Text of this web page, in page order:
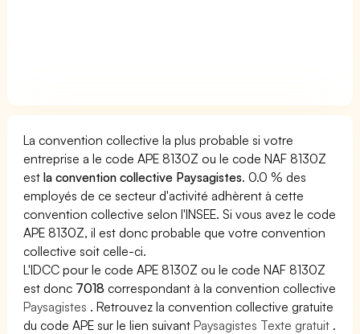
La convention collective la plus probable si votre
entreprise a le code APE 8130Z ou le code NAF 8130Z
estla convention collective Paysagistes. 0.0 % des
employés de ce secteur d'activité adhèrent à cette
convention collective selon l'INSEE. Si vous avez le code
APE 8130Z, il est donc probable que votre convention
collective soit celle-ci.
L'IDCC pour le code APE 8130Z ou le code NAF 8130Z
est donc 7018 correspondant à la convention collective
Paysagistes . Retrouvez la convention collective gratuite
du code APE sur le lien suivantPaysagistes Texte gratuit .